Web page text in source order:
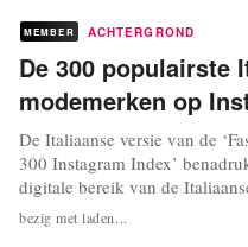
MEMBER ACHTERGROND
De 300 populairste
modemerken op
De Italiaanse versie van de
300 Instagram Index’
digitale bereik van de
Lokale merken die goed
multibrand-retailers,
bezig met laden...